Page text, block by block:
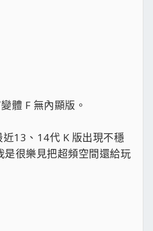
體 F 無內顯版。
13、14代 K 版出現不穩
很樂見把超頻空間還給玩